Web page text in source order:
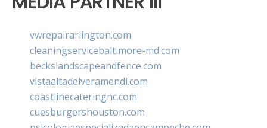
vwrepairarlington.com
cleaningservicebaltimore-md.com
beckslandscapeandfence.com
vistaaltadelveramendi.com
coastlinecateringnc.com
cuesburgershouston.com